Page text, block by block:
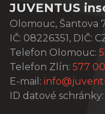
JUVENTUS
Olomouc, Šantova
IČ: 08226351, DIČ:
Telefon Olomouc:
Telefon Zlín: 577
E-mail:
ID datové schránky: